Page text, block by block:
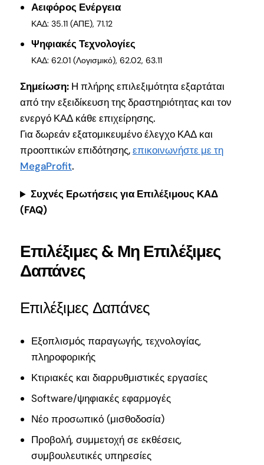
Αειφόρος Ενέργεια
ΚΑΔ: 35.11 (ΑΠΕ), 71.12
Ψηφιακές Τεχνολογίες
ΚΑΔ: 62.01 (Λογισμικό), 62.02, 63.11
Σημείωση: Η πλήρης επιλεξιμότητα εξαρτάται
από την εξειδίκευση της δραστηριότητας και τον
ενεργό ΚΑΔ κάθε επιχείρησης.
Για δωρεάν εξατομικευμένο έλεγχο ΚΑΔ και
προοπτικών επιδότησης,επικοινωνήστε με τη
MegaProfit.
Συχνές Ερωτήσεις για Επιλέξιμους ΚΑΔ
(FAQ)
Επιλέξιμες & Μη Επιλέξιμες
Δαπάνες
Επιλέξιμες Δαπάνες
Εξοπλισμός παραγωγής, τεχνολογίας,
πληροφορικής
Κτιριακές και διαρρυθμιστικές εργασίες
Software/ψηφιακές εφαρμογές
Νέο προσωπικό (μισθοδοσία)
Προβολή, συμμετοχή σε εκθέσεις,
συμβουλευτικές υπηρεσίες